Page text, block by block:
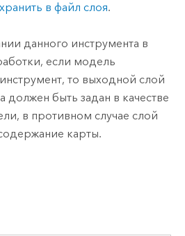
в файл слоя.
данного инструмента в
если модель
инструмент, то выходной слой
должен быть задан в качестве
в противном случае слой
карты.